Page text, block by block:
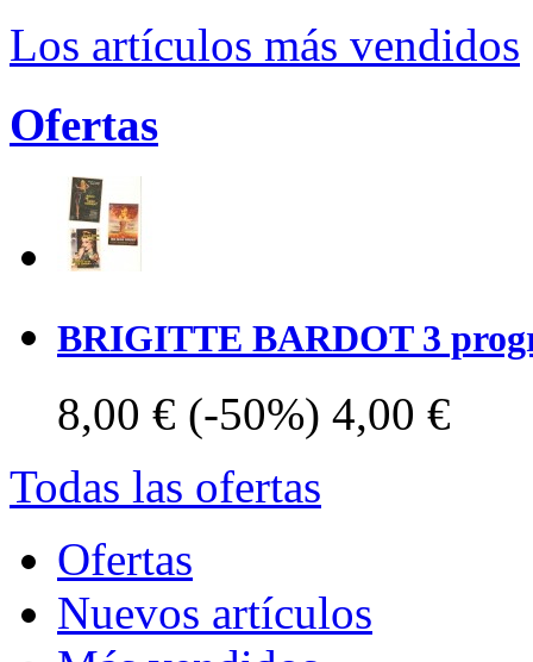
Los artículos más vendidos
Ofertas
BRIGITTE BARDOT 3
8,00 € (-50%) 4,00 €
Todas las ofertas
Ofertas
Nuevos artículos